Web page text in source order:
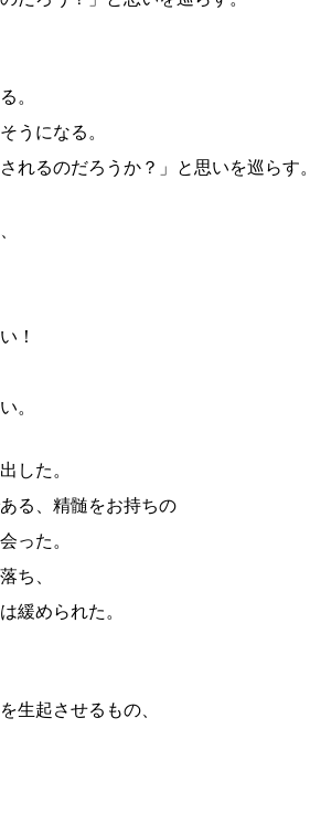
。
うになる。
るのだろうか？」と思いを巡らす。
！
。
した。
る、精髄をお持ちの
った。
ち、
緩められた。
生起させるもの、